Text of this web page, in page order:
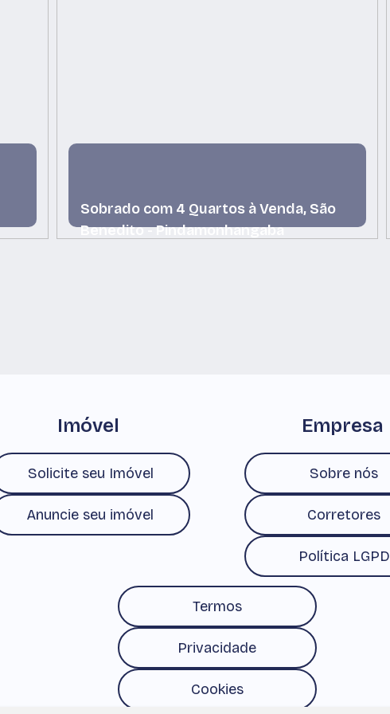
Sobrado com 4 Quartos à Venda, São
Benedito - Pindamonhangaba
Imóvel
Solicite seu Imóvel
Anuncie seu imóvel
Empresa
Sobre nós
Corretores
Política LGPD
Termos
Privacidade
Cookies